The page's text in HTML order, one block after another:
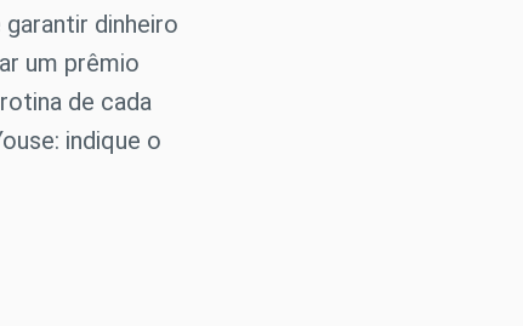
dinheiro
um prêmio
de cada
indique o